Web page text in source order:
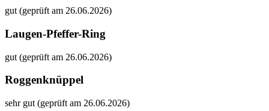
gut (geprüft am 26.06.2026)
Laugen-Pfeffer-Ring
gut (geprüft am 26.06.2026)
Roggenknüppel
sehr gut (geprüft am 26.06.2026)